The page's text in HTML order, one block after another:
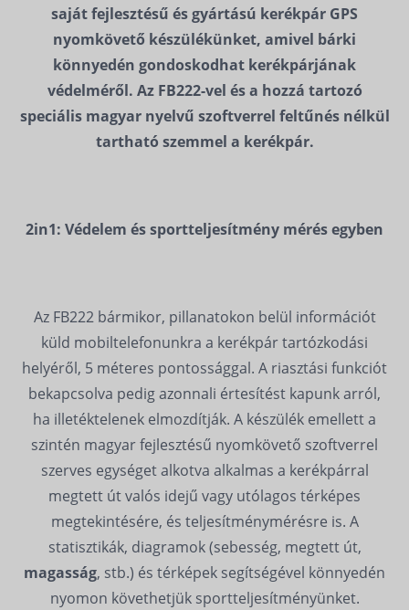
saját fejlesztésű és gyártású kerékpár GPS
nyomkövető készülékünket, amivel bárki
könnyedén gondoskodhat kerékpárjának
védelméről. Az FB222-vel és a hozzá tartozó
speciális magyar nyelvű szoftverrel feltűnés nélkül
tartható szemmel a kerékpár.
2in1: Védelem és sportteljesítmény mérés egyben
Az FB222 bármikor, pillanatokon belül információt
küld mobiltelefonunkra a kerékpár tartózkodási
helyéről, 5 méteres pontossággal. A riasztási funkciót
bekapcsolva pedig azonnali értesítést kapunk arról,
ha illetéktelenek elmozdítják. A készülék emellett a
szintén magyar fejlesztésű nyomkövető szoftverrel
szerves egységet alkotva alkalmas a kerékpárral
megtett út valós idejű vagy utólagos térképes
megtekintésére, és teljesítménymérésre is. A
statisztikák, diagramok (sebesség, megtett út,
magasság, stb.) és térképek segítségével könnyedén
nyomon követhetjük sportteljesítményünket.